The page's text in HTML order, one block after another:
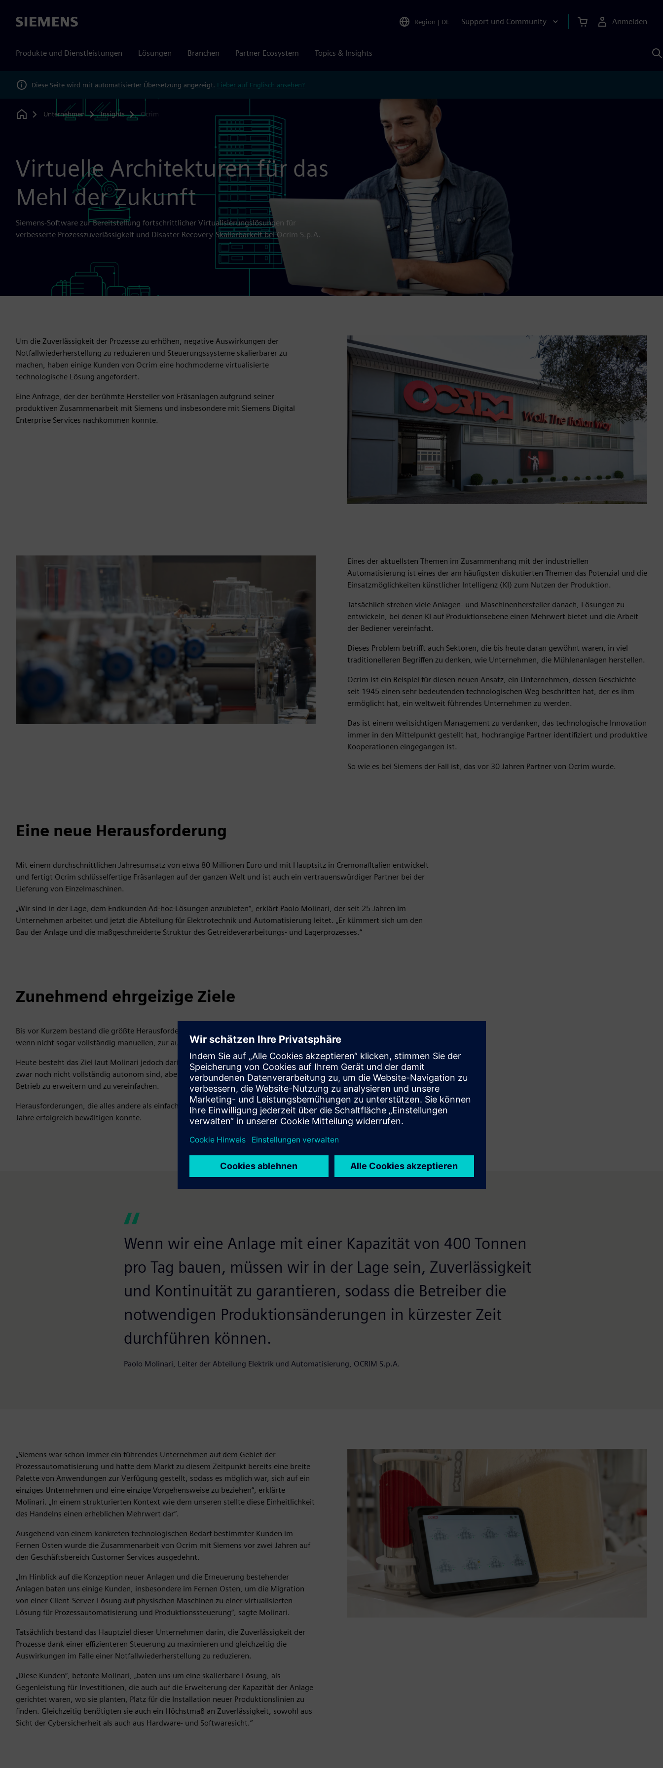
Siemens Region | DE Support und Community Anmelden
Produkte und Dienstleistungen Lösungen Branchen Partner Ecosystem Topics & Insights
KI
Diese Seite wird mit automatisierter Übersetzung angezeigt. Lieber auf Englisch ansehen?
Home
Unternehmen Insights Ocrim
Virtuelle Architekturen für das
Mehl der Zukunft
Siemens-Software zur Bereitstellung fortschrittlicher Virtualisierungslösungen für
verbesserte Prozesszuverlässigkeit und Disaster Recovery-Skalierbarkeit bei Ocrim S.p.A.
Um die Zuverlässigkeit der Prozesse zu erhöhen, negative Auswirkungen der
Notfallwiederherstellung zu reduzieren und Steuerungssysteme skalierbarer zu
machen, haben einige Kunden von Ocrim eine hochmoderne virtualisierte
technologische Lösung angefordert.
Eine Anfrage, der der berühmte Hersteller von Fräsanlagen aufgrund seiner
produktiven Zusammenarbeit mit Siemens und insbesondere mit Siemens Digital
Enterprise Services nachkommen konnte.
Eines der aktuellsten Themen im Zusammenhang mit der industriellen
Automatisierung ist eines der am häufigsten diskutierten Themen das Potenzial und die
Einsatzmöglichkeiten künstlicher Intelligenz (KI) zum Nutzen der Produktion.
Tatsächlich streben viele Anlagen- und Maschinenhersteller danach, Lösungen zu
entwickeln, bei denen KI auf Produktionsebene einen Mehrwert bietet und die Arbeit
der Bediener vereinfacht.
Dieses Problem betrifft auch Sektoren, die bis heute daran gewöhnt waren, in viel
traditionelleren Begriffen zu denken, wie Unternehmen, die Mühlenanlagen herstellen.
Ocrim ist ein Beispiel für diesen neuen Ansatz, ein Unternehmen, dessen Geschichte
seit 1945 einen sehr bedeutenden technologischen Weg beschritten hat, der es ihm
ermöglicht hat, ein weltweit führendes Unternehmen zu werden.
Das ist einem weitsichtigen Management zu verdanken, das technologische Innovation
immer in den Mittelpunkt gestellt hat, hochrangige Partner identifiziert und produktive
Kooperationen eingegangen ist.
So wie es bei Siemens der Fall ist, das vor 30 Jahren Partner von Ocrim wurde.
Eine neue Herausforderung
Mit einem durchschnittlichen Jahresumsatz von etwa 80 Millionen Euro und mit Hauptsitz in Cremona/Italien entwickelt
und fertigt Ocrim schlüsselfertige Fräsanlagen auf der ganzen Welt und ist auch ein vertrauenswürdiger Partner bei der
Lieferung von Einzelmaschinen.
„Wir sind in der Lage, dem Endkunden Ad-hoc-Lösungen anzubieten“, erklärt Paolo Molinari, der seit 25 Jahren im
Unternehmen arbeitet und jetzt die Abteilung für Elektrotechnik und Automatisierung leitet. „Er kümmert sich um den
Bau der Anlage und die maßgeschneiderte Struktur des Getreideverarbeitungs- und Lagerprozesses.“
Zunehmend ehrgeizige Ziele
Bis vor Kurzem bestand die größte Herausforderung für die Hersteller von Fräsanlagen darin, von der halbmanuellen,
wenn nicht sogar vollständig manuellen, zur automatisierten Produktion überzugehen.
Heute besteht das Ziel laut Molinari jedoch darin, Anlagen zu bauen und mit Steuerungssystemen auszustatten, die
zwar noch nicht vollständig autonom sind, aber dennoch in großem Umfang KI-Funktionen nutzen, um Verwaltung und
Betrieb zu erweitern und zu vereinfachen.
Herausforderungen, die alles andere als einfach sind und die Ocrim dank der Partnerschaft mit Siemens im Laufe der
Jahre erfolgreich bewältigen konnte.
Wenn wir eine Anlage mit einer Kapazität von 400 Tonnen
pro Tag bauen, müssen wir in der Lage sein, Zuverlässigkeit
und Kontinuität zu garantieren, sodass die Betreiber die
notwendigen Produktionsänderungen in kürzester Zeit
durchführen können.
Paolo Molinari, Leiter der Abteilung Elektrik und Automatisierung, OCRIM S.p.A.
„Siemens war schon immer ein führendes Unternehmen auf dem Gebiet der
Prozessautomatisierung und hatte dem Markt zu diesem Zeitpunkt bereits eine breite
Palette von Anwendungen zur Verfügung gestellt, sodass es möglich war, sich auf ein
einziges Unternehmen und eine einzige Vorgehensweise zu beziehen“, erklärte
Molinari. „In einem strukturierten Kontext wie dem unseren stellte diese Einheitlichkeit
des Handelns einen erheblichen Mehrwert dar“.
Ausgehend von einem konkreten technologischen Bedarf bestimmter Kunden im
Fernen Osten wurde die Zusammenarbeit von Ocrim mit Siemens vor zwei Jahren auf
den Geschäftsbereich Customer Services ausgedehnt.
„Im Hinblick auf die Konzeption neuer Anlagen und die Erneuerung bestehender
Anlagen baten uns einige Kunden, insbesondere im Fernen Osten, um die Migration
von einer Client-Server-Lösung auf physischen Maschinen zu einer virtualisierten
Lösung für Prozessautomatisierung und Produktionssteuerung“, sagte Molinari.
Tatsächlich bestand das Hauptziel dieser Unternehmen darin, die Zuverlässigkeit der
Prozesse dank einer effizienteren Steuerung zu maximieren und gleichzeitig die
Auswirkungen im Falle einer Notfallwiederherstellung zu reduzieren.
„Diese Kunden“, betonte Molinari, „baten uns um eine skalierbare Lösung, als
Gegenleistung für Investitionen, die auch auf die Erweiterung der Kapazität der Anlage
gerichtet waren, wo sie planten, Platz für die Installation neuer Produktionslinien zu
finden. Gleichzeitig benötigten sie auch ein Höchstmaß an Zuverlässigkeit, sowohl aus
Sicht der Cybersicherheit als auch aus Hardware- und Softwaresicht.“